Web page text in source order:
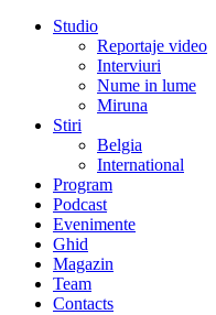
Studio
Reportaje video
Interviuri
Nume in lume
Miruna
Stiri
Belgia
International
Program
Podcast
Evenimente
Ghid
Magazin
Team
Contacts